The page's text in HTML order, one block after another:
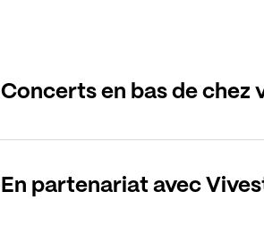
Concerts en bas de chez
En partenariat avec